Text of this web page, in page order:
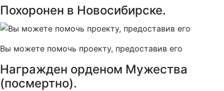
Похоронен в Новосибирске.
Вы можете помочь проекту, предоставив его
Награжден орденом Мужества
(посмертно).